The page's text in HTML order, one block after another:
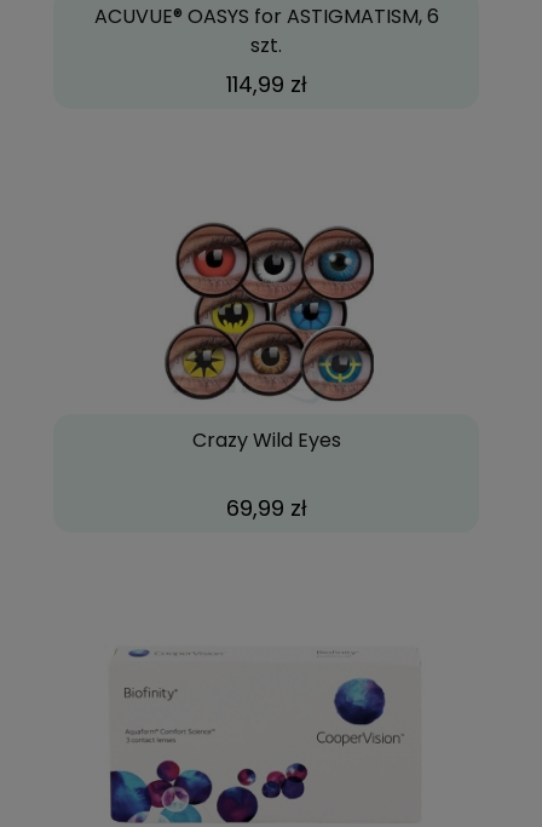
ACUVUE® OASYS for ASTIGMATISM, 6
szt.
114,99 zł
Crazy Wild Eyes
69,99 zł